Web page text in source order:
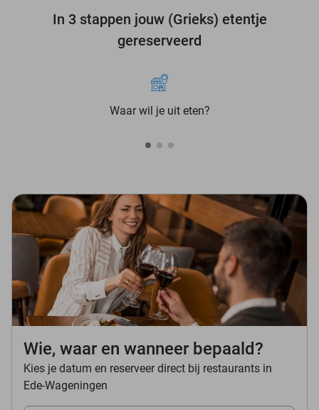
In 3 stappen jouw (Grieks) etentje
gereserveerd
Waar wil je uit eten?
Wie, waar en wanneer bepaald?
Kies je datum en reserveer direct bij restaurants in
Ede-Wageningen